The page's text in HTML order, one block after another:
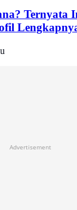
Ternyata
Advertisement